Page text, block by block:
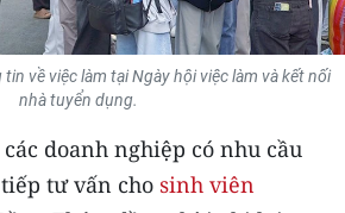
TIN
SÂU
về việc làm tại Ngày hội việc làm và kết nối
nhà tuyển dụng.
doanh nghiệp có nhu cầu
tư vấn cho sinh viên